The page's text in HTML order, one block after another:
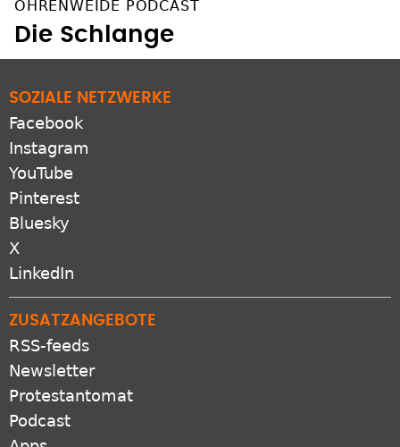
OHRENWEIDE PODCAST
Die Schlange
SOZIALE NETZWERKE
Facebook
Instagram
YouTube
Pinterest
Bluesky
X
LinkedIn
ZUSATZANGEBOTE
RSS-feeds
Newsletter
Protestantomat
Podcast